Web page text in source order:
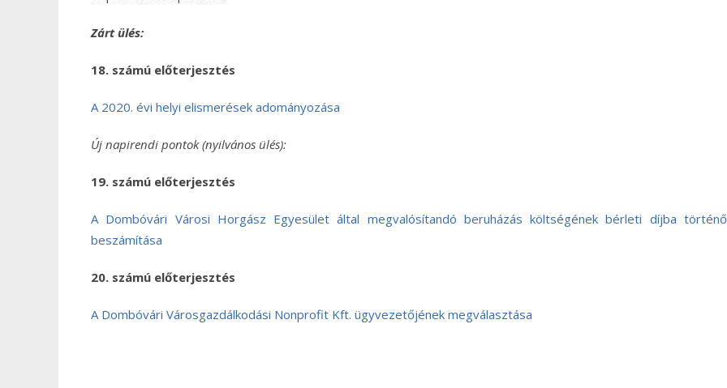
Zárt ülés:
18. számú előterjesztés
A 2020. évi helyi elismerések adományozása
Új napirendi pontok (nyilvános ülés):
19. számú előterjesztés
A Dombóvári Városi Horgász Egyesület által megvalósítandó beruházás költségének bérleti díjba történő
beszámítása
20. számú előterjesztés
A Dombóvári Városgazdálkodási Nonprofit Kft. ügyvezetőjének megválasztása